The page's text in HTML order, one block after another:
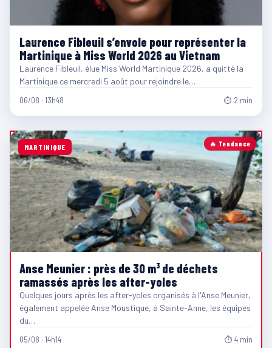
Laurence Fibleuil s’envole pour représenter la
Martinique à Miss World 2026 au Vietnam
Laurence Fibleuil, élue Miss World Martinique 2026, a quitté la
Martinique ce mercredi 5 août pour rejoindre le…
06/08 · 13h48 ⏱ 2 min
🔥 Tendance
MARTINIQUE
Anse Meunier : près de 30 m³ de déchets
ramassés après les after-yoles
Quelques jours après les after-yoles organisés à l'Anse Meunier,
également appelée Anse Moustique, à Sainte-Anne, les équipes
du…
05/08 · 14h14 ⏱ 4 min